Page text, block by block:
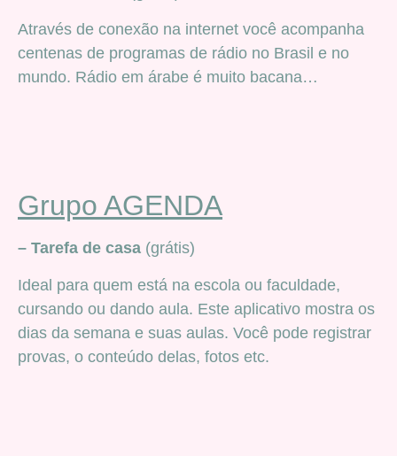
Através de conexão na internet você acompanha
centenas de programas de rádio no Brasil e no
mundo. Rádio em árabe é muito bacana…
Grupo AGENDA
– Tarefa de casa (grátis)
Ideal para quem está na escola ou faculdade,
cursando ou dando aula. Este aplicativo mostra os
dias da semana e suas aulas. Você pode registrar
provas, o conteúdo delas, fotos etc.